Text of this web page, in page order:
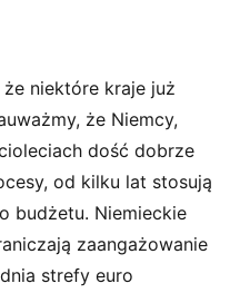
niektóre kraje już
że Niemcy,
dość dobrze
od kilku lat stosują
budżetu. Niemieckie
zaangażowanie
strefy euro